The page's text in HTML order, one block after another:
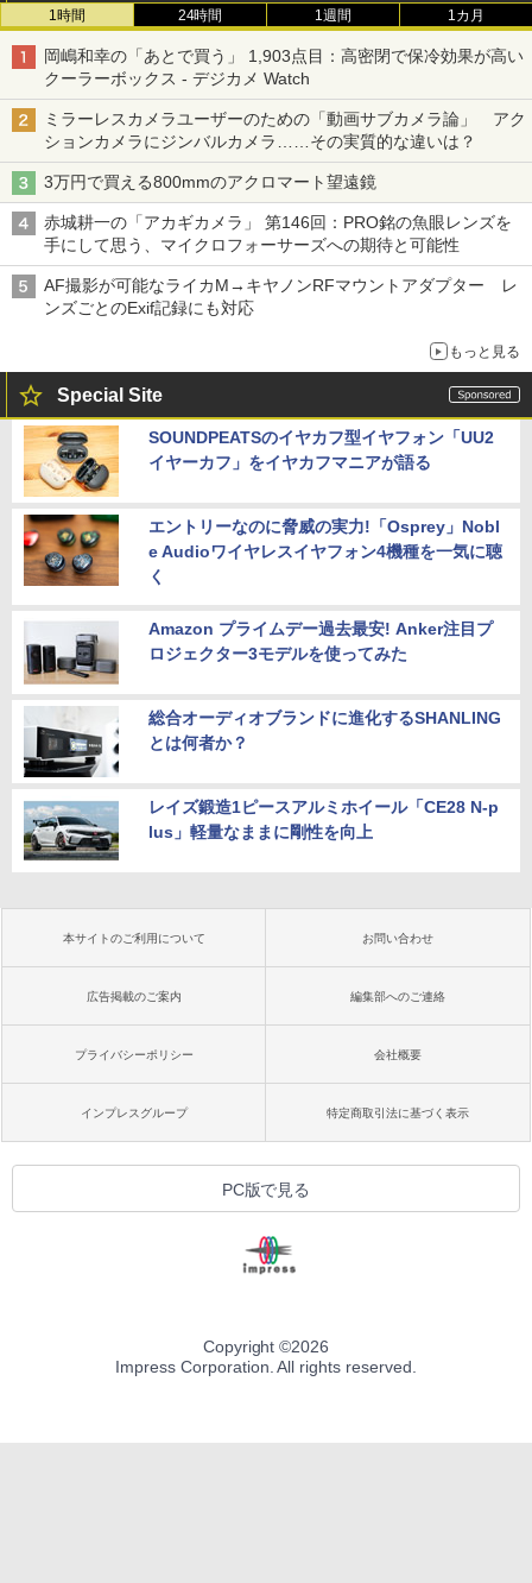
1時間 24時間 1週間 1カ月
岡嶋和幸の「あとで買う」 1,903点目：高密閉で保冷効果が高い
クーラーボックス - デジカメ Watch
ミラーレスカメラユーザーのための「動画サブカメラ論」 アク
ションカメラにジンバルカメラ……その実質的な違いは？
3万円で買える800mmのアクロマート望遠鏡
赤城耕一の「アカギカメラ」 第146回：PRO銘の魚眼レンズを
手にして思う、マイクロフォーサーズへの期待と可能性
AF撮影が可能なライカM→キヤノンRFマウントアダプター レ
ンズごとのExif記録にも対応
もっと見る
Special Site
SOUNDPEATSのイヤカフ型イヤフォン「UU2
イヤーカフ」をイヤカフマニアが語る
エントリーなのに脅威の実力!「Osprey」Nobl
e Audioワイヤレスイヤフォン4機種を一気に聴
く
Amazon プライムデー過去最安! Anker注目プ
ロジェクター3モデルを使ってみた
総合オーディオブランドに進化するSHANLING
とは何者か？
レイズ鍛造1ピースアルミホイール「CE28 N-p
lus」軽量なままに剛性を向上
本サイトのご利用について お問い合わせ
広告掲載のご案内 編集部へのご連絡
プライバシーポリシー 会社概要
インプレスグループ 特定商取引法に基づく表示
PC版で見る
Copyright ©2026
Impress Corporation. All rights reserved.